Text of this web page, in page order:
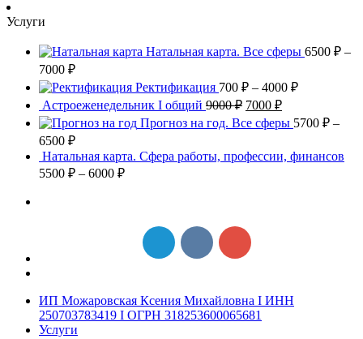
Услуги
Натальная карта. Все сферы 6500 ₽ –
7000 ₽
Ректификация 700 ₽ – 4000 ₽
Астроеженедельник I общий 9000₽ 7000 ₽
Прогноз на год. Все сферы 5700 ₽ –
6500 ₽
Натальная карта. Сфера работы, профессии, финансов
5500 ₽ – 6000 ₽
ИП Можаровская Ксения Михайловна I ИНН
250703783419 I ОГРН 318253600065681
Услуги